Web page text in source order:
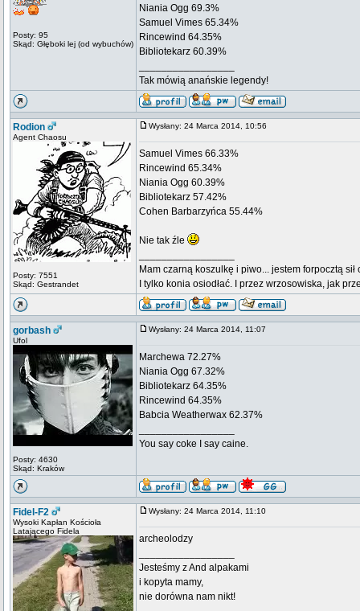
Posty: 95
Skąd: Głęboki lej (od wybuchów)
Niania Ogg 69.3%
Samuel Vimes 65.34%
Rincewind 64.35%
Bibliotekarz 60.39%
Tak mówią anańskie legendy!
Rodion
Agent Chaosu
Posty: 7551
Skąd: Gestrandet
Wysłany: 24 Marca 2014, 10:56
Samuel Vimes 66.33%
Rincewind 65.34%
Niania Ogg 60.39%
Bibliotekarz 57.42%
Cohen Barbarzyńca 55.44%
Nie tak źle
Mam czarną koszulkę i piwo... jestem forpocztą sił
I tylko konia osiodłać. I przez wrzosowiska, jak
gorbash
Ufol
Posty: 4630
Skąd: Kraków
Wysłany: 24 Marca 2014, 11:07
Marchewa 72.27%
Niania Ogg 67.32%
Bibliotekarz 64.35%
Rincewind 64.35%
Babcia Weatherwax 62.37%
You say coke I say caine.
Fidel-F2
Wysoki Kapłan Kościoła
Latającego Fidela
Wysłany: 24 Marca 2014, 11:10
archeolodzy
Jesteśmy z And alpakami
i kopyta mamy,
nie dorówna nam nikt!